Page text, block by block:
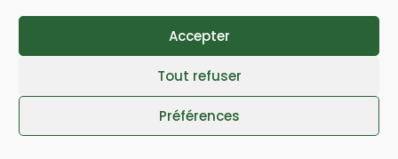
Accepter
Tout refuser
Préférences
à votremenu quotidien
compte de vosbesoins nutritionnels, de vos
astuces pratiques
recettes

Produits
Bienfaits
Conseils
7